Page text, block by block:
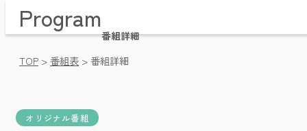
Home / トップページ
Time Table / 番組表
Message / メッセージ・リクエスト
Program
番組詳細
TOP >番組表 >番組詳細
オリジナル番組